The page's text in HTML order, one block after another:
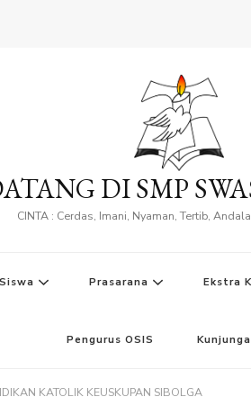
DI SMP
CINTA : Cerdas, Imani, Nyaman, Tertib,
Siswa Prasarana Ekstra
Pengurus OSIS
KATOLIK KEUSKUPAN SIBOLGA